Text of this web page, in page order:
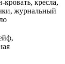
кровать, кресла,
журнальный